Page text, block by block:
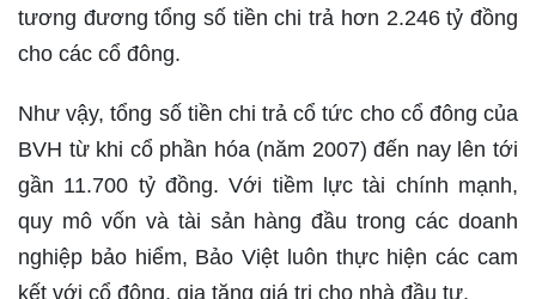
tương đương tổng số tiền chi trả hơn 2.246 tỷ đồng
cho các cổ đông.
Như vậy, tổng số tiền chi trả cổ tức cho cổ đông của
BVH từ khi cổ phần hóa (năm 2007) đến nay lên tới
gần 11.700 tỷ đồng. Với tiềm lực tài chính mạnh,
quy mô vốn và tài sản hàng đầu trong các doanh
nghiệp bảo hiểm, Bảo Việt luôn thực hiện các cam
kết với cổ đông, gia tăng giá trị cho nhà đầu tư.